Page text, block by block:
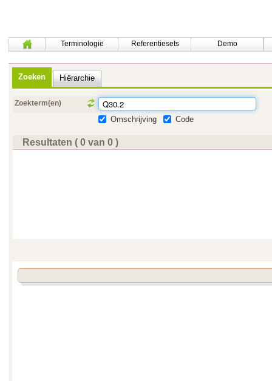
Terminologie Referentiesets Demo
Zoeken Hiërarchie
Zoekterm(en)
Omschrijving Code
Resultaten ( 0 van 0 )